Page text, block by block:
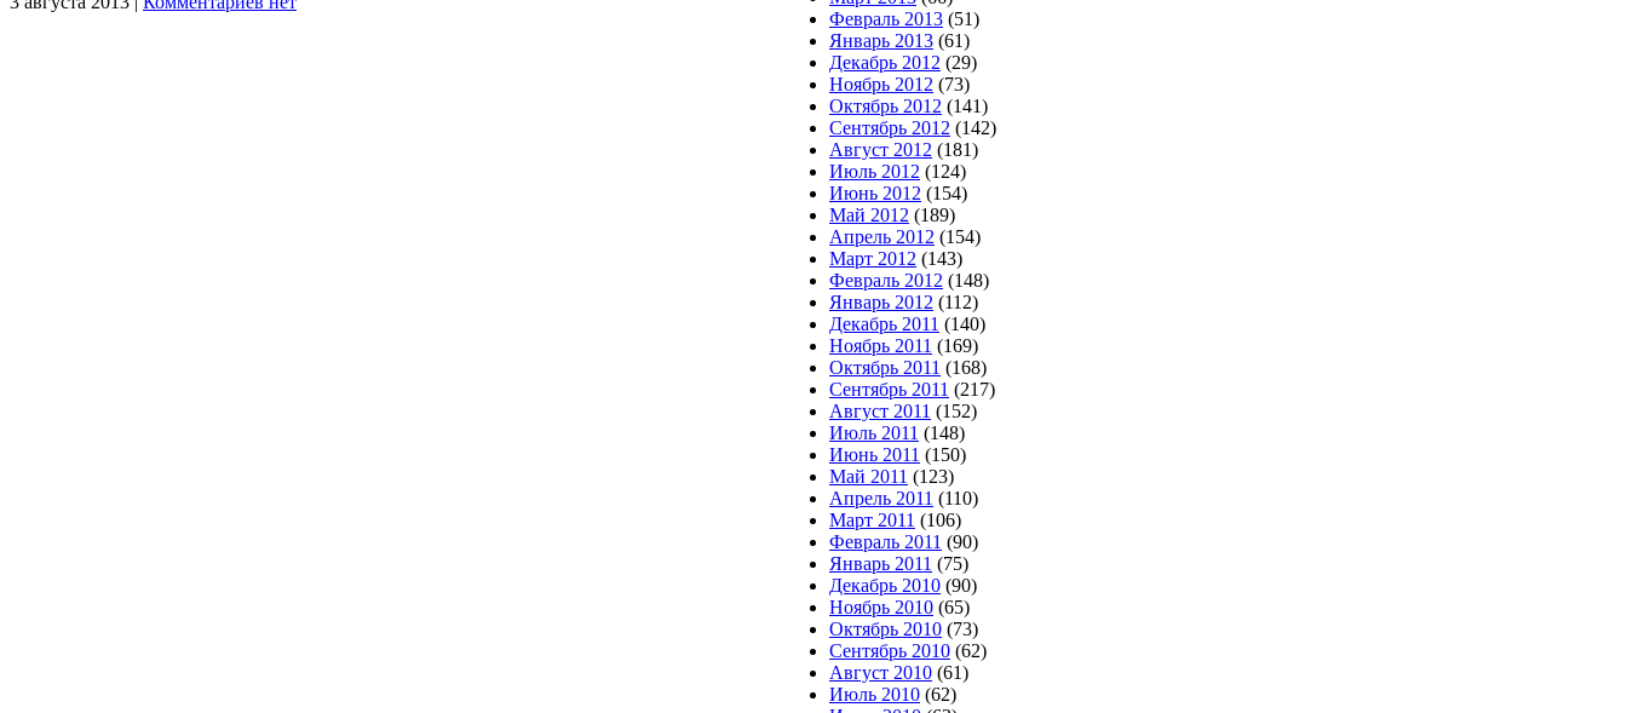
Февраль 2013 (51)
Январь 2013 (61)
Декабрь 2012 (29)
Ноябрь 2012 (73)
Октябрь 2012 (141)
Сентябрь 2012 (142)
Август 2012 (181)
Июль 2012 (124)
Июнь 2012 (154)
Май 2012 (189)
Апрель 2012 (154)
Март 2012 (143)
Февраль 2012 (148)
Январь 2012 (112)
Декабрь 2011 (140)
Ноябрь 2011 (169)
Октябрь 2011 (168)
Сентябрь 2011 (217)
Август 2011 (152)
Июль 2011 (148)
Июнь 2011 (150)
Май 2011 (123)
Апрель 2011 (110)
Март 2011 (106)
Февраль 2011 (90)
Январь 2011 (75)
Декабрь 2010 (90)
Ноябрь 2010 (65)
Октябрь 2010 (73)
Сентябрь 2010 (62)
Август 2010 (61)
Июль 2010 (62)